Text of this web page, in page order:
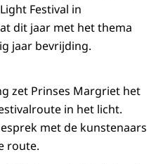
Festival in
dit jaar met het thema
jaar bevrijding.
zet Prinses Margriet het
in het licht.
met de kunstenaars
route.